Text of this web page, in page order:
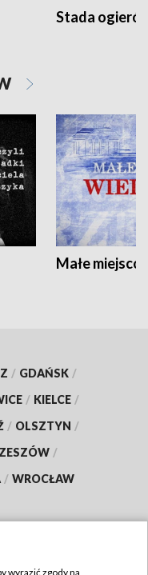
Stada
Małe
/ GDAŃSK /
/ KIELCE /
/ OLSZTYN /
/
/ WROCŁAW
wyrazić zgody na